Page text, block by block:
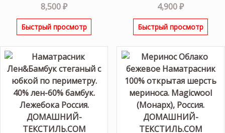
8,500₽
Быстрый просмотр
4,900₽
Быстрый просмотр